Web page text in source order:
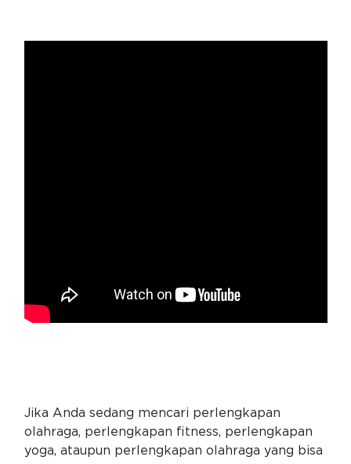
Jika Anda sedang mencari perlengkapan
olahraga, perlengkapan fitness, perlengkapan
yoga, ataupun perlengkapan olahraga yang bisa